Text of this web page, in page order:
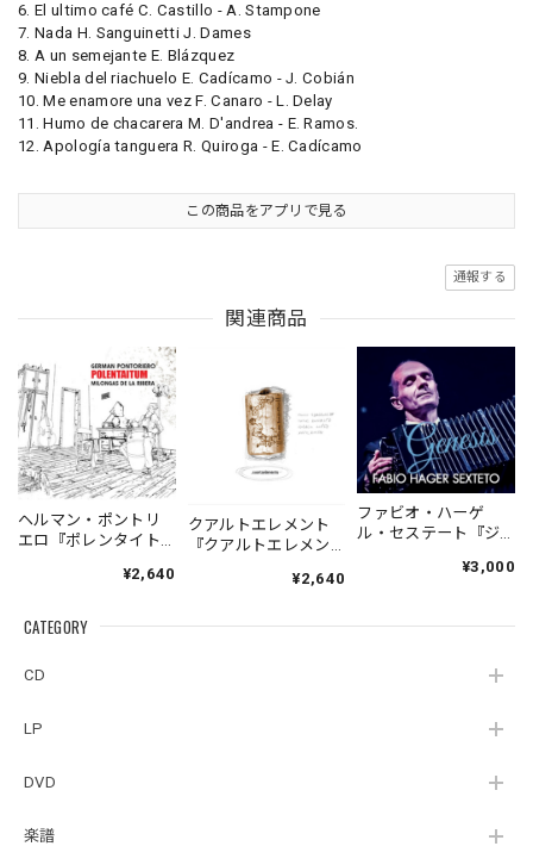
CATEGORY
CD
LP
DVD
楽譜
6. El ultimo café C. Castillo - A. Stampone
7. Nada H. Sanguinetti J. Dames
8. A un semejante E. Blázquez
9. Niebla del riachuelo E. Cadícamo - J. Cobián
10. Me enamore una vez F. Canaro - L. Delay
11. Humo de chacarera M. D'andrea - E. Ramos.
12. Apología tanguera R. Quiroga - E. Cadícamo
この商品をアプリで見る
通報する
関連商品
ヘルマン・ポントリ
エロ『ポレンタイト
Pontoriero『POLENT
la Ribera』
¥2,640
クアルトエレメント
『クアルトエレメン
Cuartoelemento『Cu
（007RECORDS-27）
¥2,640
ファビオ・ハーゲ
ル・セステート『ジ
¥3,000